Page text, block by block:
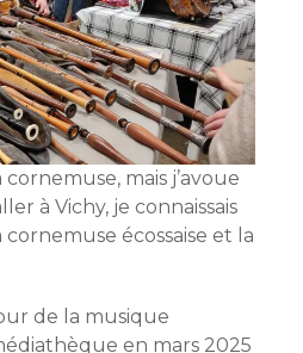
mais j’avoue
à Vichy, je connaissais
écossaise et la
de la musique
en mars 2025